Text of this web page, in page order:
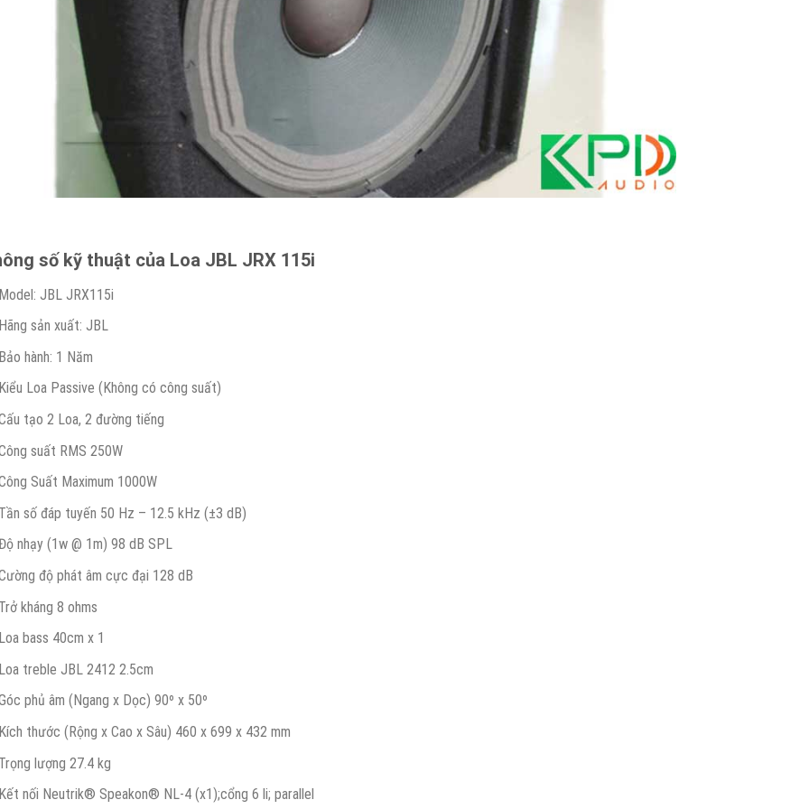
số kỹ thuật của Loa JBL JRX 115i
JBL JRX115i
sản xuất: JBL
hành: 1 Năm
Loa Passive (Không có công suất)
tạo 2 Loa, 2 đường tiếng
suất RMS 250W
Suất Maximum 1000W
số đáp tuyến 50 Hz – 12.5 kHz (±3 dB)
nhạy (1w @ 1m) 98 dB SPL
độ phát âm cực đại 128 dB
kháng 8 ohms
bass 40cm x 1
treble JBL 2412 2.5cm
phủ âm (Ngang x Dọc) 90º x 50º
thước (Rộng x Cao x Sâu) 460 x 699 x 432 mm
lượng 27.4 kg
nối Neutrik® Speakon® NL-4 (x1);cổng 6 li; parallel